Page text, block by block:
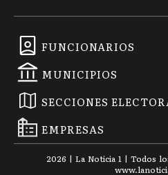
FUNCIONARIOS
MUNICIPIOS
SECCIONES
EMPRESAS
2026 | La Noticia 1 | Todos
www.